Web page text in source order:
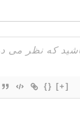
{} [+]